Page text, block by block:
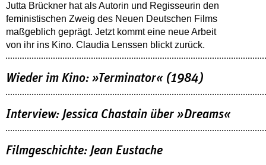
Jutta Brückner hat als Autorin und Regisseurin den
feministischen Zweig des Neuen Deutschen Films
maßgeblich geprägt. Jetzt kommt eine neue Arbeit
von ihr ins Kino. Claudia Lenssen blickt zurück.
Wieder im Kino: »Terminator« (1984)
Interview: Jessica Chastain über »Dreams«
Filmgeschichte: Jean Eustache